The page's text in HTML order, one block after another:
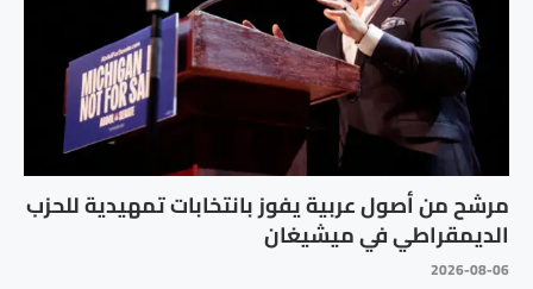
مرشح من أصول عربية يفوز بانتخابات تمهيدية للحزب
الديمقراطي في ميشيغان
2026-08-06